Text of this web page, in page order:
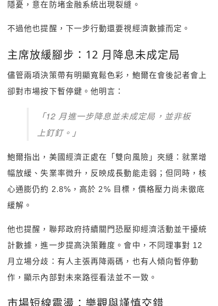
隱憂，意在防堵金融系統出現裂縫。
不過他也提醒，下一步行動還要視經濟數據而定。
主席放緩腳步：12 月降息未成定局
儘管兩項決策帶有明顯寬鬆色彩，鮑爾在會後記者會上
卻對市場按下暫停鍵。他明言：
「12 月進一步降息並未成定局，並非板
上釘釘。」
鮑爾指出，美國經濟正處在「雙向風險」夾縫：就業增
幅放緩、失業率微升，反映成長動能走弱；但同時，核
心通膨仍約 2.8%，高於 2% 目標，價格壓力尚未徹底
緩解。
他也提醒，聯邦政府持續關門恐壓抑經濟活動並干擾統
計數據，進一步提高決策難度。會中，不同理事對 12
月立場分歧：有人主張再降兩碼，也有人傾向暫停動
作，顯示內部對未來路徑看法並不一致。
市場短線震盪：樂觀與謹慎交錯